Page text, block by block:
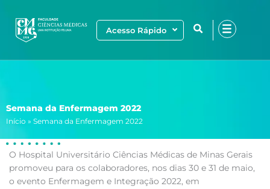
para
Acesso Rápido
Semana da Enfermagem 2022
Início » Semana da Enfermagem 2022
O Hospital Universitário Ciências Médicas de Minas Gerais
promoveu para os colaboradores, nos dias 30 e 31 de maio,
o evento Enfermagem e Integração 2022, em